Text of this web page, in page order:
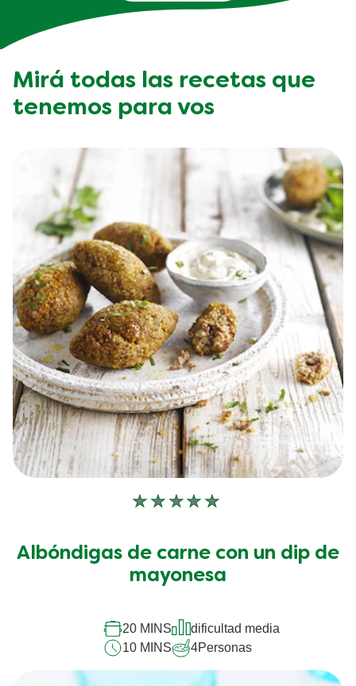
Mirá todas las recetas que
tenemos para vos
No
enviado
calificaciones
recipe
Albóndigas de carne con un dip de
mayonesa
20 MINS
dificultad media
10 MINS
4Personas